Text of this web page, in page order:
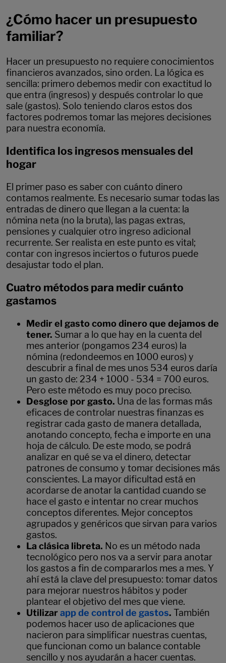
¿Cómo hacer un presupuesto
familiar?
Hacer un presupuesto no requiere conocimientos
financieros avanzados, sino orden. La lógica es
sencilla: primero debemos medir con exactitud lo
que entra (ingresos) y después controlar lo que
sale (gastos). Solo teniendo claros estos dos
factores podremos tomar las mejores decisiones
para nuestra economía.
Identifica los ingresos mensuales del
hogar
El primer paso es saber con cuánto dinero
contamos realmente. Es necesario sumar todas las
entradas de dinero que llegan a la cuenta: la
nómina neta (no la bruta), las pagas extras,
pensiones y cualquier otro ingreso adicional
recurrente. Ser realista en este punto es vital;
contar con ingresos inciertos o futuros puede
desajustar todo el plan.
Cuatro métodos para medir cuánto
gastamos
Medir el gasto como dinero que dejamos de
tener. Sumar a lo que hay en la cuenta del
mes anterior (pongamos 234 euros) la
nómina (redondeemos en 1000 euros) y
descubrir a final de mes unos 534 euros daría
un gasto de: 234 + 1000 - 534 = 700 euros.
Pero este método es muy poco preciso.
Desglose por gasto. Una de las formas más
eficaces de controlar nuestras finanzas es
registrar cada gasto de manera detallada,
anotando concepto, fecha e importe en una
hoja de cálculo. De este modo, se podrá
analizar en qué se va el dinero, detectar
patrones de consumo y tomar decisiones más
conscientes. La mayor dificultad está en
acordarse de anotar la cantidad cuando se
hace el gasto e intentar no crear muchos
conceptos diferentes. Mejor conceptos
agrupados y genéricos que sirvan para varios
gastos.
La clásica libreta. No es un método nada
tecnológico pero nos va a servir para anotar
los gastos a fin de compararlos mes a mes. Y
ahí está la clave del presupuesto: tomar datos
para mejorar nuestros hábitos y poder
plantear el objetivo del mes que viene.
Utilizarapp de control de gastos. También
podemos hacer uso de aplicaciones que
nacieron para simplificar nuestras cuentas,
que funcionan como un balance contable
sencillo y nos ayudarán a hacer cuentas.